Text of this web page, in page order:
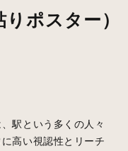
ポスター）
駅という多くの人々
高い視認性とリーチ